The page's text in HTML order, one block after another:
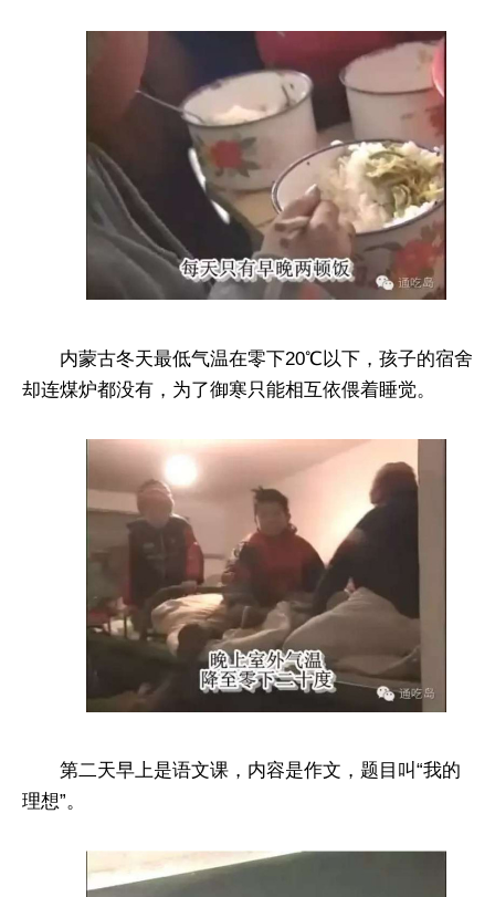
内蒙古冬天最低气温在零下20℃以下，孩子的宿舍
却连煤炉都没有，为了御寒只能相互依偎着睡觉。
第二天早上是语文课，内容是作文，题目叫“我的
理想”。